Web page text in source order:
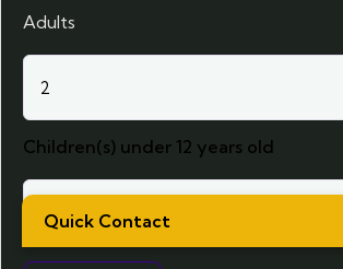
Adults
Children(s) under 12 years old
Quick Contact